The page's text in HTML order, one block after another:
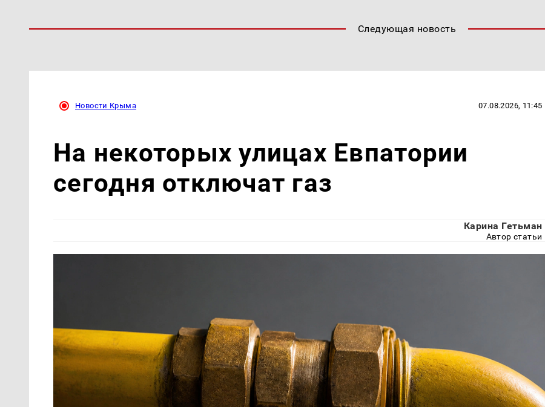
Следующая новость
Новости Крыма 07.08.2026, 11:45
На некоторых улицах Евпатории
сегодня отключат газ
Карина Гетьман
Автор статьи